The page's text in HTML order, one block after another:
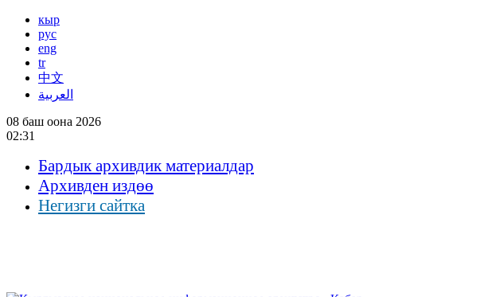
кыр
рус
eng
tr
中文
العربية
08 баш оона 2026
02:31
Бардык архивдик материалдар
Архивден издөө
Негизги сайтка